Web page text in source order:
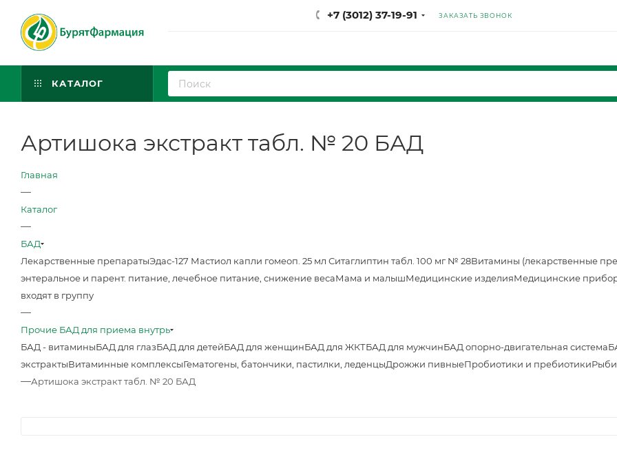
+7 (3012) 37-19-91 ЗАКАЗАТЬ ЗВОНОК
КАТАЛОГ
Артишока экстракт табл. № 20 БАД
Главная
—
Каталог
—
БАД
Лекарственные препаратыЭдас-127 Мастиол капли гомеоп. 25 мл Ситаглиптин табл. 100 мг № 28Витамины (лекарственные
энтеральное и парент. питание, лечебное питание, снижение весаМама и малышМедицинские изделияМедицинские
входят в группу
—
Прочие БАД для приема внутрь
БАД - витаминыБАД для глазБАД для детейБАД для женщинБАД для ЖКТБАД для мужчинБАД опорно-двигательная система
экстрактыВитаминные комплексыГематогены, батончики, пастилки, леденцыДрожжи пивныеПробиотики и пребиотики
—Артишока экстракт табл. № 20 БАД